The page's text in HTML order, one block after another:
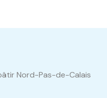
Nord-Pas-de-Calais